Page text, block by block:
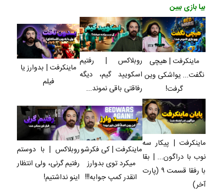
دمنوش گیاهی
پاکسازی
کبد(تخفیف تا
امشب)
کننده خانگی
(مشاوره
بگیرید)
بیا بازی ببین
ماینکرفت | هیچی
نگفت... یواشکی وین
گرفت!
روبلاکس | رفتیم
اسکویید گیم، دیگه
رفاقتی باقی نموند...
ماینکرفت | بدوارز یا
فیلم
ماینکرفت | پیکار سه
نوب با دراگون... | بقا
با رفقا قسمت ۹ (پارت
آخر)
ماینکرفت | کی فکرشو
میکرد توی بدوارز
انقدر کمپ جوابه!!!
روبلاکس | با دوستم
رفتیم گرنی، ولی انتظار
اینو نداشتیم!